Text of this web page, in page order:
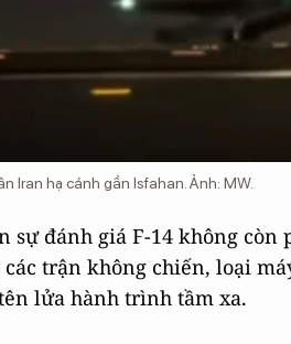
Iran hạ cánh gần Isfahan. Ảnh: MW.
sự đánh giá F-14 không
trận không chiến, loại
lửa hành trình tầm xa.